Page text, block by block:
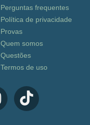
Perguntas frequentes
Política de privacidade
Provas
Quem somos
Questões
Termos de uso